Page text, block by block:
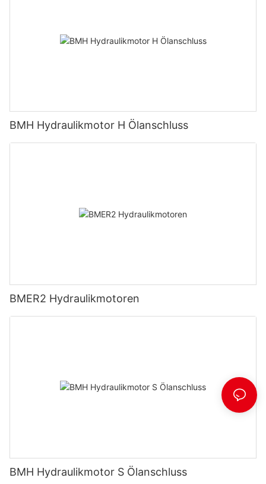
BMH Hydraulikmotor H Ölanschluss
BMER2 Hydraulikmotoren
BMH Hydraulikmotor S Ölanschluss